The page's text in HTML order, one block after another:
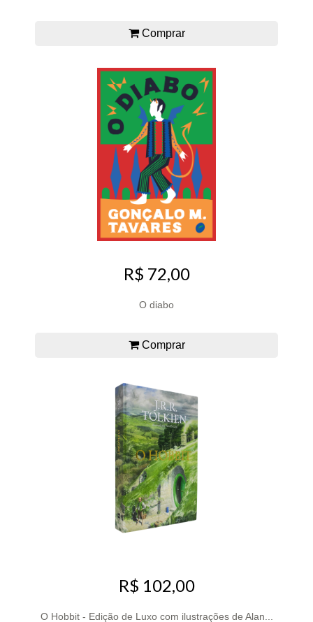
Comprar
R$ 72,00
O diabo
Comprar
R$ 102,00
O Hobbit - Edição de Luxo com ilustrações de Alan...